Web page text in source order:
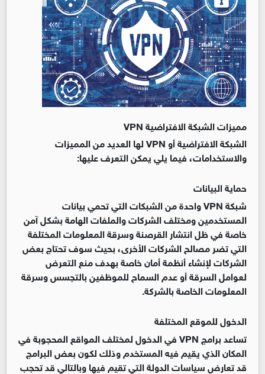
مميزات الشبكة الافتراضيةVPN
الشبكة الافتراضية أو VPN لها العديد من المميزات
والاستخدامات، فيما يلي يمكن التعرف عليها:
حماية البيانات
شبكة VPN واحدة من الشبكات التي تحمي بيانات
المستخدمين ومختلف الشركات والملفات الهامة بشكل آمن
خاصة في ظل انتشار القرصنة وسرقة المعلومات المختلفة
التي تضر مصالح الشركات الأخرى، بحيث سوف تحتاج بعض
الشركات لإنشاء أنظمة أمان خاصة بهدف منع التعرض
لعوامل السرقة أو عدم السماح للموظفين بالتجسس وسرقة
المعلومات الخاصة بالشركة.
الدخول للموقع المختلفة
تساعد برامج VPN في الدخول لمختلف المواقع المحجوبة في
المكان الذي يقيم فيه المستخدم وذلك لكون بعض البرامج
قد تعارض سياسات الدولة التي تقيم فيها وبالتالي قد تحجب